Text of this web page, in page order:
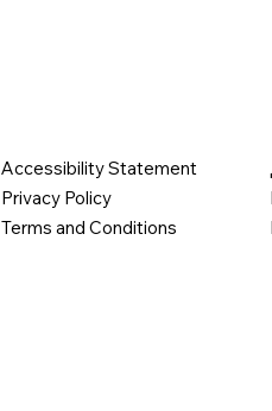
Accessibility Statement
Privacy Policy
Terms and Conditions